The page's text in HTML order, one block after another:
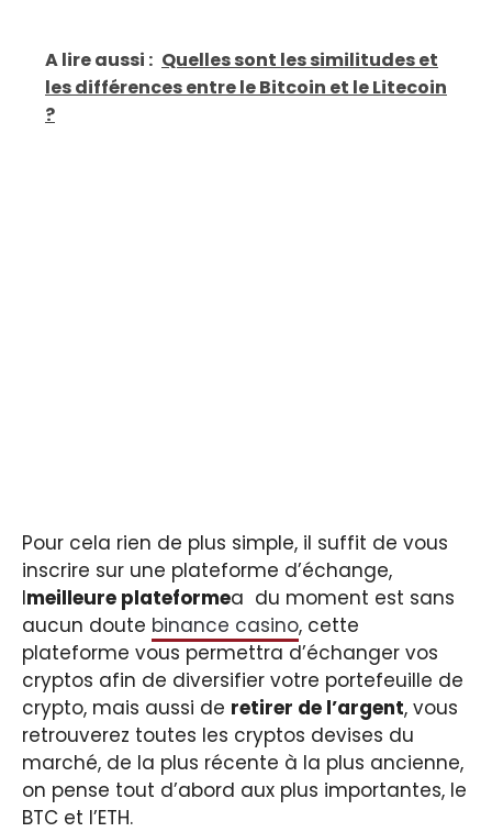
A lire aussi : Quelles sont les similitudes et
les différences entre le Bitcoin et le Litecoin
?
Pour cela rien de plus simple, il suffit de vous
inscrire sur une plateforme d’échange,
lmeilleure plateformea du moment est sans
aucun doute binance casino, cette
plateforme vous permettra d’échanger vos
cryptos afin de diversifier votre portefeuille de
crypto, mais aussi de retirer de l’argent, vous
retrouverez toutes les cryptos devises du
marché, de la plus récente à la plus ancienne,
on pense tout d’abord aux plus importantes, le
BTC et l’ETH.